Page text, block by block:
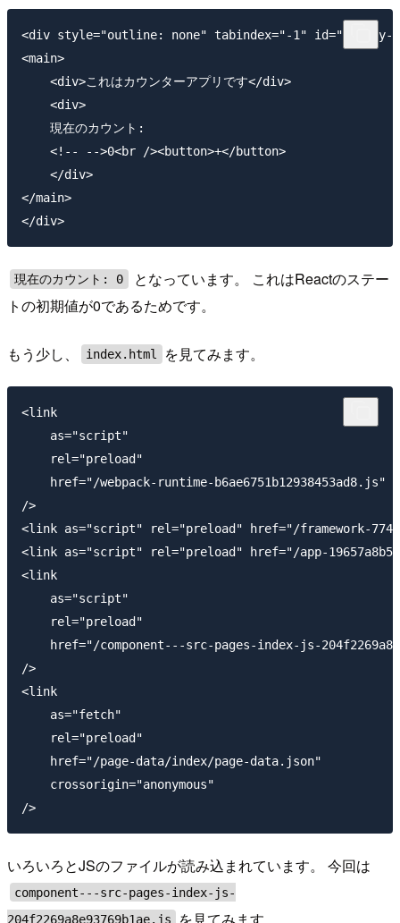
<div style="outline: none" tabindex="-1" id="gatsby-
<main>
    <div>これはカウンターアプリです</div>
    <div>
    現在のカウント:
    <!-- -->0<br /><button>+</button>
    </div>
</main>
現在のカウント: 0
となっています。 これはReactのステー
トの初期値が0であるためです。
もう少し、 index.html を見てみます。
<link
    as="script"
    rel="preload"
    href="/webpack-runtime-b6ae6751b12938453ad8.js"
/>
<link as="script" rel="preload" href="/framework-
<link as="script" rel="preload" href="/app-
<link
    as="script"
    rel="preload"
href="/component---src-pages-index-js-
/>
<link
    as="fetch"
    rel="preload"
    href="/page-data/index/page-data.json"
    crossorigin="anonymous"
いろいろとJSのファイルが読み込まれています。 今回は
component---src-pages-index-js-
204f2269a8e93769b1ae.js
を見てみます。